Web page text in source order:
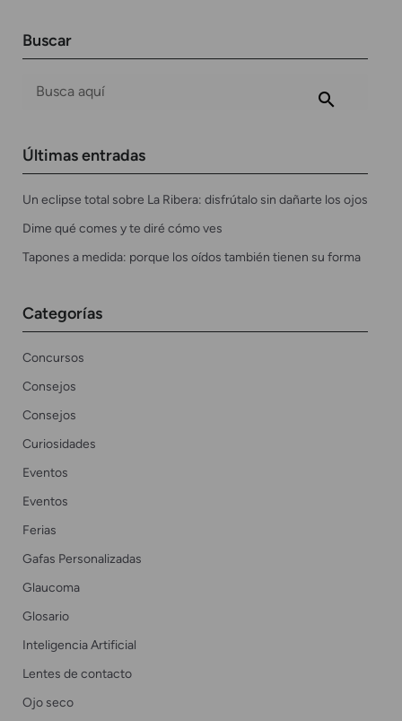
Buscar
Últimas entradas
Un eclipse total sobre La Ribera: disfrútalo sin dañarte los ojos
Dime qué comes y te diré cómo ves
Tapones a medida: porque los oídos también tienen su forma
Categorías
Concursos
Consejos
Consejos
Curiosidades
Eventos
Eventos
Ferias
Gafas Personalizadas
Glaucoma
Glosario
Inteligencia Artificial
Lentes de contacto
Ojo seco